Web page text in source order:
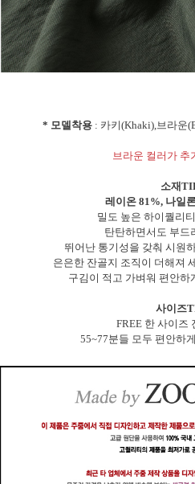
* 모델착용: 카키(Khaki),브라운
브라운 컬러가 추
소재
레이온 81%, 나일
밀도 높은 하이퀄리
탄탄하면서도 부드
뛰어난 통기성을 갖춰 시원
은은한 잔골지 조직이 더해져
구김이 적고 가벼워 편안하
사이즈
FREE 한 사이즈
55~77분들 모두 편안하